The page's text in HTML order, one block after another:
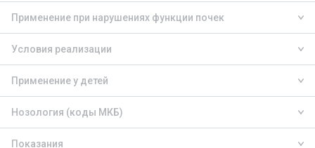
Применение при нарушениях функции почек
Условия реализации
Применение у детей
Нозология (коды МКБ)
Показания